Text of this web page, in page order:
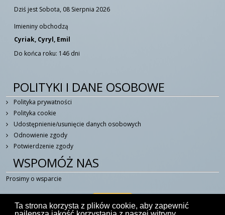
Ta strona korzysta z plików cookie, aby zapewnić
Dziś jest Sobota, 08 Sierpnia 2026
Imieniny obchodzą
Cyriak, Cyryl, Emil
Do końca roku: 146 dni
POLITYKI I DANE OSOBOWE
Polityka prywatności
Polityka cookie
Udostępnienie/usunięcie danych osobowych
Odnowienie zgody
Potwierdzenie zgody
WSPOMÓŻ NAS
Prosimy o wsparcie